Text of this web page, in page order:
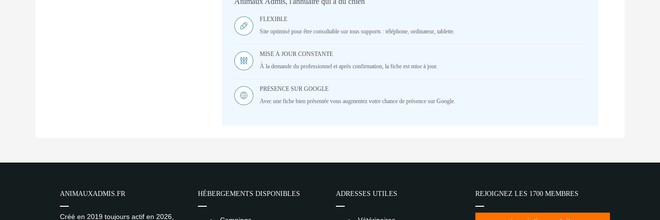
FLEXIBLE
Site optimisé pour être consultable sur tous supports : téléphone, ordinateur, tablette.
MISE À JOUR CONSTANTE
À la demande du professionnel et après confirmation, la fiche est mise à jour.
PRÉSENCE SUR GOOGLE
Avec une fiche bien présentée vous augmentez votre chance de présence sur Google.
ANIMAUXADMIS.FR
Créé en 2019 toujours actif en 2026,
HÉBERGEMENTS DISPONIBLES ADRESSES UTILES REJOIGNEZ LES 1700 MEMBRES